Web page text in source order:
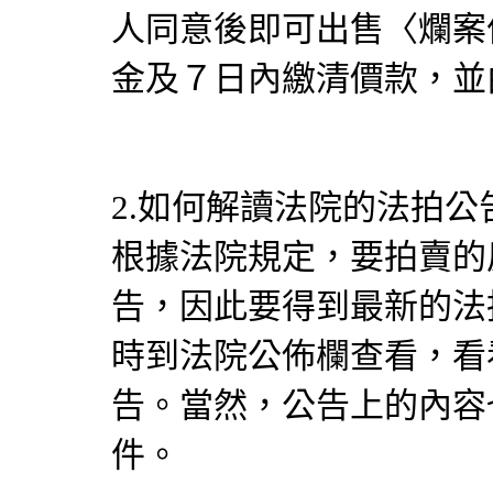
人同意後即可出售〈爛
金及７日內繳清價款，
2.如何解讀法院的法拍公
根據法院規定，要拍賣
告，因此要得到最新的
時到法院公佈欄查看，
告。當然，公告上的內
件。